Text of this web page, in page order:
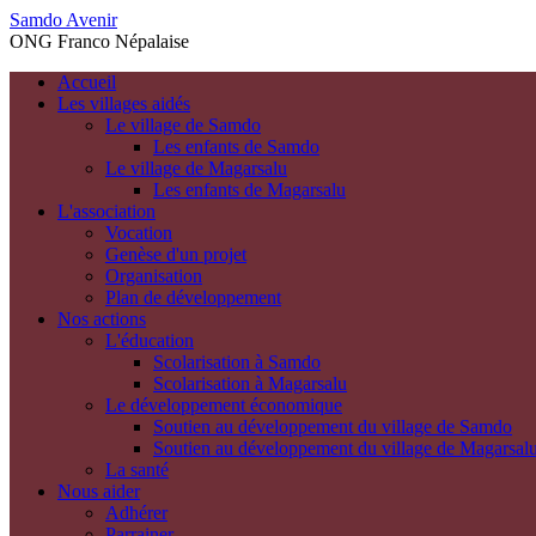
Samdo Avenir
ONG Franco Népalaise
Accueil
Les villages aidés
Le village de Samdo
Les enfants de Samdo
Le village de Magarsalu
Les enfants de Magarsalu
L'association
Vocation
Genèse d'un projet
Organisation
Plan de développement
Nos actions
L'éducation
Scolarisation à Samdo
Scolarisation à Magarsalu
Le développement économique
Soutien au développement du village de Samdo
Soutien au développement du village de
La santé
Nous aider
Adhérer